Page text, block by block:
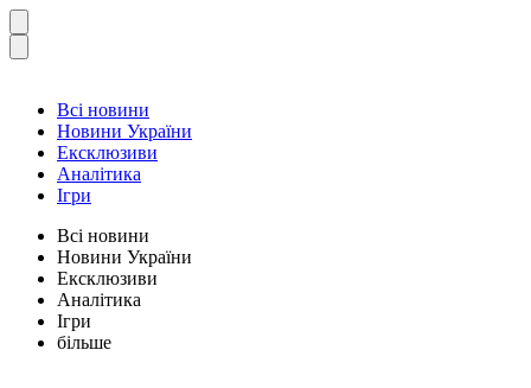
Всі новини
Новини України
Ексклюзиви
Аналітика
Ігри
Всі новини
Новини України
Ексклюзиви
Аналітика
Ігри
більше